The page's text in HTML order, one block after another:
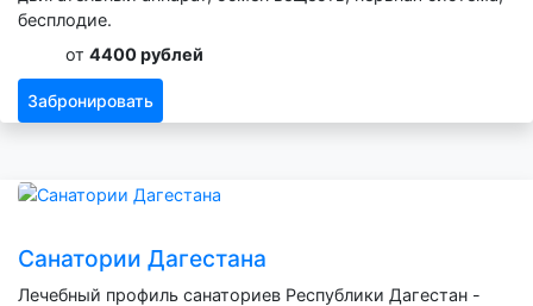
бесплодие.
от 4400 рублей
Забронировать
Санатории Дагестана
Лечебный профиль санаториев Республики Дагестан -